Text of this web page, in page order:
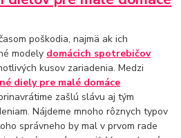
poškodia, najmä ak ich
modely domácich spotrebičov
kusov zariadenia. Medzi
diely pre malé domáce
zašlú slávu aj tým
Nájdeme mnoho rôznych typov
správneho by mal v prvom rade